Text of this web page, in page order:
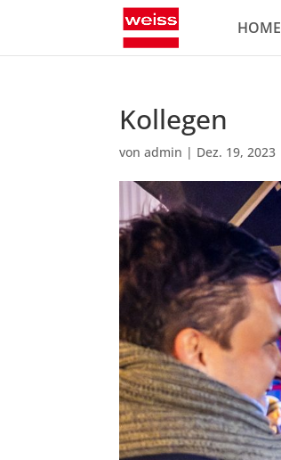
HOME
Kollegen
vonadmin | Dez. 19, 2023